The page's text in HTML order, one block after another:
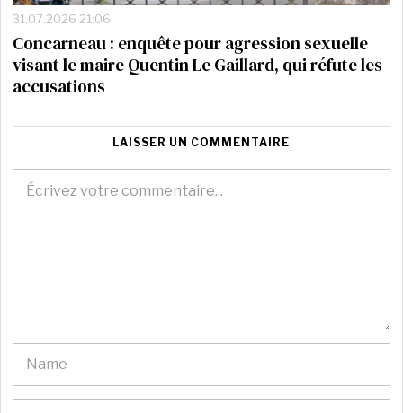
31.07.2026 21:06
Concarneau : enquête pour agression sexuelle
visant le maire Quentin Le Gaillard, qui réfute les
accusations
LAISSER UN COMMENTAIRE